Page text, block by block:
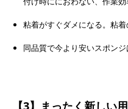
粘着がすぐダメになる。粘
同品質で今より安いスポン
【3】まったく新しい